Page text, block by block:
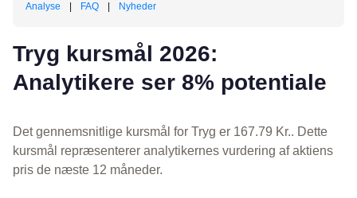
Analyse
FAQ Nyheder
Tryg kursmål 2026:
Analytikere ser 8% potentiale
Det gennemsnitlige kursmål for Tryg er 167.79 Kr.. Dette
kursmål repræsenterer analytikernes vurdering af aktiens
pris de næste 12 måneder.